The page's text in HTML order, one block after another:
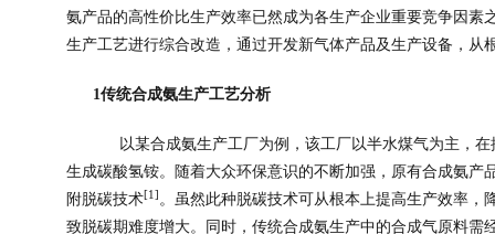
氨产品的高性价比生产效率已然成为各生产企业重要竞争因
生产工艺进行综合改造，通过开发新气体产品及生产设备，从
1传统合成氨生产工艺分析
以某合成氨生产工厂为例，该工厂以半水煤气为主，
生成碳酸氢铵。随着大众环保意识的不断加强，原有合成氨
附脱碳技术[1] 。虽然此种脱碳技术可从根本上提高生产效率，
致脱碳期难度增大。同时，传统合成氨生产中的合成气原料